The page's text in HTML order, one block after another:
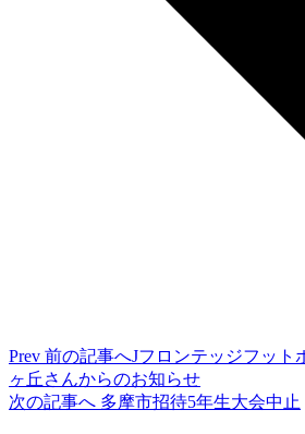
Prev 前の記事へJフロンテッジフット
ヶ丘さんからのお知らせ
次の記事へ 多摩市招待5年生大会中止